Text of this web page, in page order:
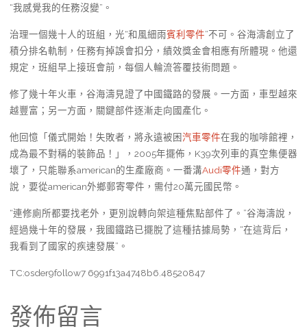
“我感覺我的任務沒變”。
治理一個幾十人的班組，光“和風細雨賓利零件”不可。谷海濤創立了
積分排名軌制，任務有掉誤會扣分，績效獎金會相應有所體現。他還
規定，班組早上接班會前，每個人輪流答覆技術問題。
修了幾十年火車，谷海濤見證了中國鐵路的發展。一方面，車型越來
越豐富；另一方面，關鍵部件逐漸走向國產化。
他回憶「儀式開始！失敗者，將永遠被困汽車零件在我的咖啡館裡，
成為最不對稱的裝飾品！」，2005年擺佈，K39次列車的真空集便器
壞了，只能聯系american的生產廠商。一番溝Audi零件通，對方
說，要從american外鄉郵寄零件，需付20萬元國民幣。
“連修廁所都要找老外，更別說轉向架這種焦點部件了。”谷海濤說，
經過幾十年的發展，我國鐵路已擺脫了這種拮據局勢，“在這背后，
我看到了國家的疾速發展”。
TC:osder9follow7 6991f13a4748b6.48520847
發佈留言